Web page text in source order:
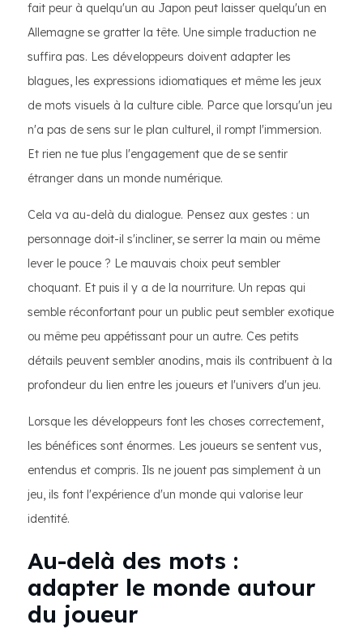
fait peur à quelqu'un au Japon peut laisser quelqu'un en
Allemagne se gratter la tête. Une simple traduction ne
suffira pas. Les développeurs doivent adapter les
blagues, les expressions idiomatiques et même les jeux
de mots visuels à la culture cible. Parce que lorsqu'un jeu
n'a pas de sens sur le plan culturel, il rompt l'immersion.
Et rien ne tue plus l'engagement que de se sentir
étranger dans un monde numérique.
Cela va au-delà du dialogue. Pensez aux gestes : un
personnage doit-il s'incliner, se serrer la main ou même
lever le pouce ? Le mauvais choix peut sembler
choquant. Et puis il y a de la nourriture. Un repas qui
semble réconfortant pour un public peut sembler exotique
ou même peu appétissant pour un autre. Ces petits
détails peuvent sembler anodins, mais ils contribuent à la
profondeur du lien entre les joueurs et l'univers d'un jeu.
Lorsque les développeurs font les choses correctement,
les bénéfices sont énormes. Les joueurs se sentent vus,
entendus et compris. Ils ne jouent pas simplement à un
jeu, ils font l'expérience d'un monde qui valorise leur
identité.
Au-delà des mots :
adapter le monde autour
du joueur